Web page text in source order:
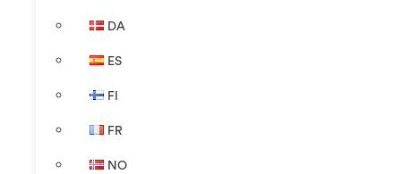
DA
ES
FI
FR
NO